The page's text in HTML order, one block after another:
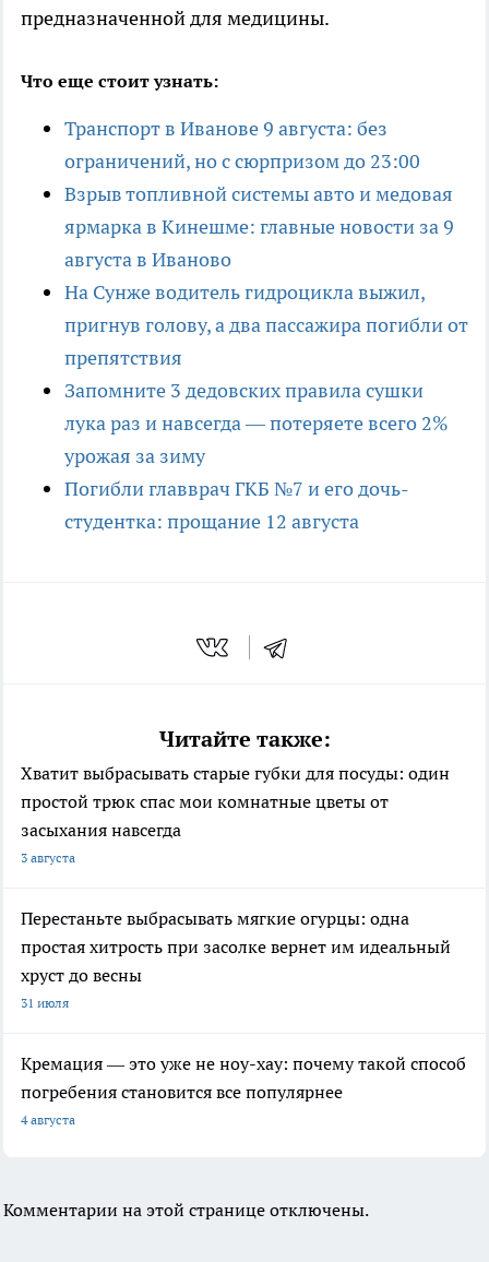
предназначенной для медицины.
Что еще стоит узнать:
Транспорт в Иванове 9 августа: без
ограничений, но с сюрпризом до 23:00
Взрыв топливной системы авто и медовая
ярмарка в Кинешме: главные новости за 9
августа в Иваново
На Сунже водитель гидроцикла выжил,
пригнув голову, а два пассажира погибли от
препятствия
Запомните 3 дедовских правила сушки
лука раз и навсегда — потеряете всего 2%
урожая за зиму
Погибли главврач ГКБ №7 и его дочь-
студентка: прощание 12 августа
Читайте также:
Хватит выбрасывать старые губки для посуды: один
простой трюк спас мои комнатные цветы от
засыхания навсегда
3 августа
Перестаньте выбрасывать мягкие огурцы: одна
простая хитрость при засолке вернет им идеальный
хруст до весны
31 июля
Кремация — это уже не ноу-хау: почему такой способ
погребения становится все популярнее
4 августа
Комментарии на этой странице отключены.